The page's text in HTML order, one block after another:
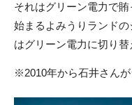
それはグリーン電力で
始まるよみうりランド
はグリーン電力に切り替
※2010年から石井さんが